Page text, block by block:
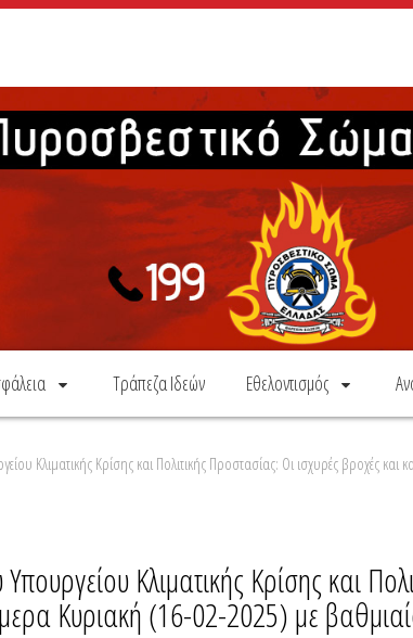
Τράπεζα Ιδεών Εθελοντισμός
Κλιματικής Κρίσης και Πολιτικής Προστασίας: Οι ισχυρές βροχές
Κλιματικής Κρίσης και
Κυριακή (16-02-2025) με